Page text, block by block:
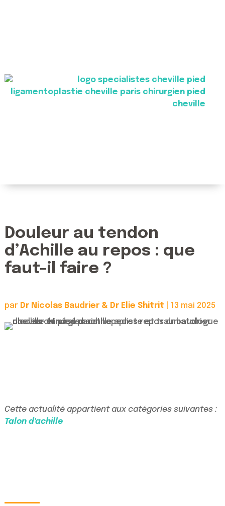
Douleur au tendon
d’Achille au repos : que
faut-il faire ?
par Dr Nicolas Baudrier & Dr Elie Shitrit 13 mai 2025
Cette actualité appartient aux catégories suivantes :
Talon d'achille